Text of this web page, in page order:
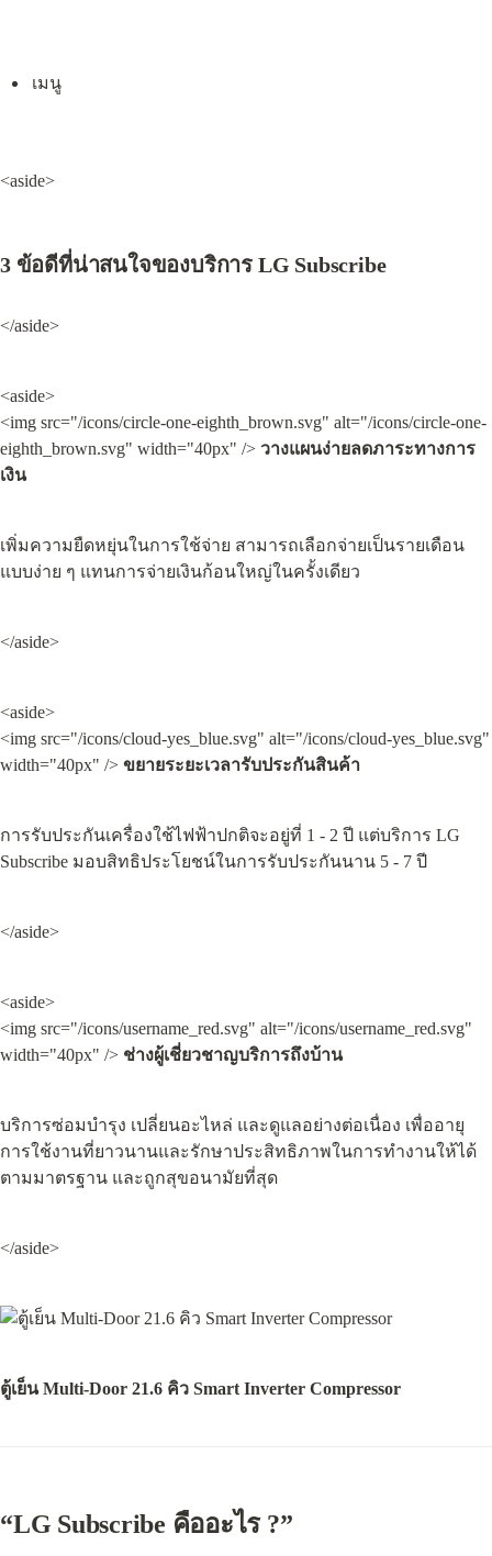
เมนู
<aside>
3 ข้อดีที่น่าสนใจของบริการ LG Subscribe
</aside>
<aside>
<img src="/icons/circle-one-eighth_brown.svg" alt="/icons/circle-one-
eighth_brown.svg" width="40px" /> วางแผนง่ายลดภาระทางการ
เงิน
เพิ่มความยืดหยุ่นในการใช้จ่าย สามารถเลือกจ่ายเป็นรายเดือน
แบบง่าย ๆ แทนการจ่ายเงินก้อนใหญ่ในครั้งเดียว
</aside>
<aside>
<img src="/icons/cloud-yes_blue.svg" alt="/icons/cloud-yes_blue.svg"
width="40px" /> ขยายระยะเวลารับประกันสินค้า
การรับประกันเครื่องใช้ไฟฟ้าปกติจะอยู่ที่ 1 - 2 ปี แต่บริการ LG
Subscribe มอบสิทธิประโยชน์ในการรับประกันนาน 5 - 7 ปี
</aside>
<aside>
<img src="/icons/username_red.svg" alt="/icons/username_red.svg"
width="40px" /> ช่างผู้เชี่ยวชาญบริการถึงบ้าน
บริการซ่อมบำรุง เปลี่ยนอะไหล่ และดูแลอย่างต่อเนื่อง เพื่ออายุ
การใช้งานที่ยาวนานและรักษาประสิทธิภาพในการทำงานให้ได้
ตามมาตรฐาน และถูกสุขอนามัยที่สุด
</aside>
ตู้เย็น Multi-Door 21.6 คิว Smart Inverter Compressor
“LG Subscribe คืออะไร ?”